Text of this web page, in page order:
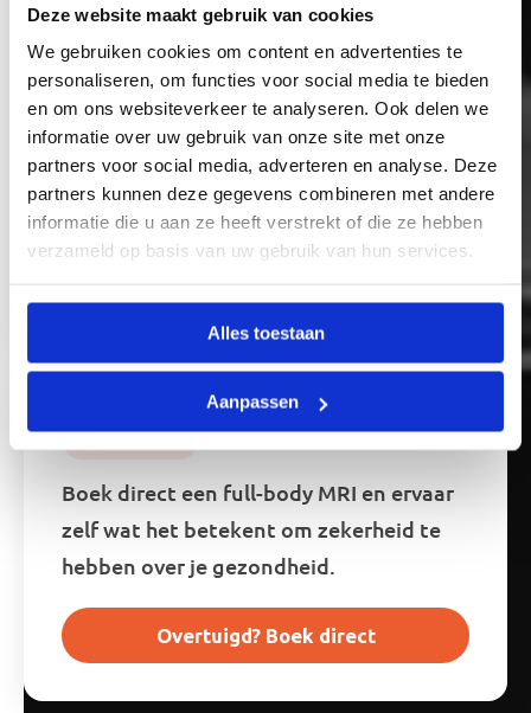
Deze website maakt gebruik van cookies
We gebruiken cookies om content en advertenties te
personaliseren, om functies voor social media te bieden
en om ons websiteverkeer te analyseren. Ook delen we
informatie over uw gebruik van onze site met onze
partners voor social media, adverteren en analyse. Deze
partners kunnen deze gegevens combineren met andere
informatie die u aan ze heeft verstrekt of die ze hebben
verzameld op basis van uw gebruik van hun services.
Alles toestaan
Aanpassen
Bij ScanClinic hoef je niet te wachten op
een telefoontje of een rapport vol
medische afkortingen. Direct na de scan
bespreken we wat we zien. Zo heb je
meteen duidelijkheid, en dat geeft rust.
Wil je meer weten over onze werkwijze
of het team achter ScanClinic? Lees
Overtuigd?
Boek direct een full-body MRI en ervaar
zelf wat het betekent om zekerheid te
hebben over je gezondheid.
Overtuigd? Boek direct